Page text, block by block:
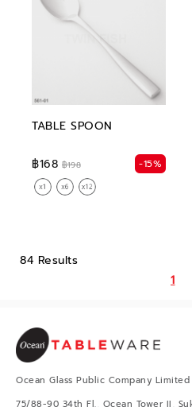
TABLE SPOON
฿168 ฿198 -15%
84 Results
1
Ocean Glass Public Company Limited
75/88-90 34th Fl., Ocean Tower II,